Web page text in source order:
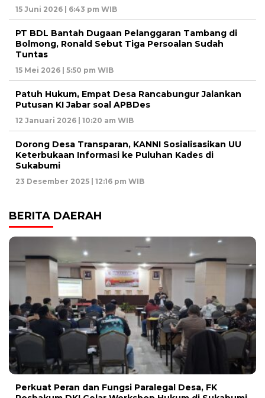
15 Juni 2026 | 6:43 pm WIB
PT BDL Bantah Dugaan Pelanggaran Tambang di
Bolmong, Ronald Sebut Tiga Persoalan Sudah
Tuntas
15 Mei 2026 | 5:50 pm WIB
Patuh Hukum, Empat Desa Rancabungur Jalankan
Putusan KI Jabar soal APBDes
12 Januari 2026 | 10:20 am WIB
Dorong Desa Transparan, KANNI Sosialisasikan UU
Keterbukaan Informasi ke Puluhan Kades di
Sukabumi
23 Desember 2025 | 12:16 pm WIB
BERITA DAERAH
Perkuat Peran dan Fungsi Paralegal Desa, FK